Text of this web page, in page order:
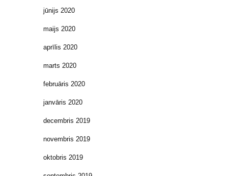
jūnijs 2020
maijs 2020
aprīlis 2020
marts 2020
februāris 2020
janvāris 2020
decembris 2019
novembris 2019
oktobris 2019